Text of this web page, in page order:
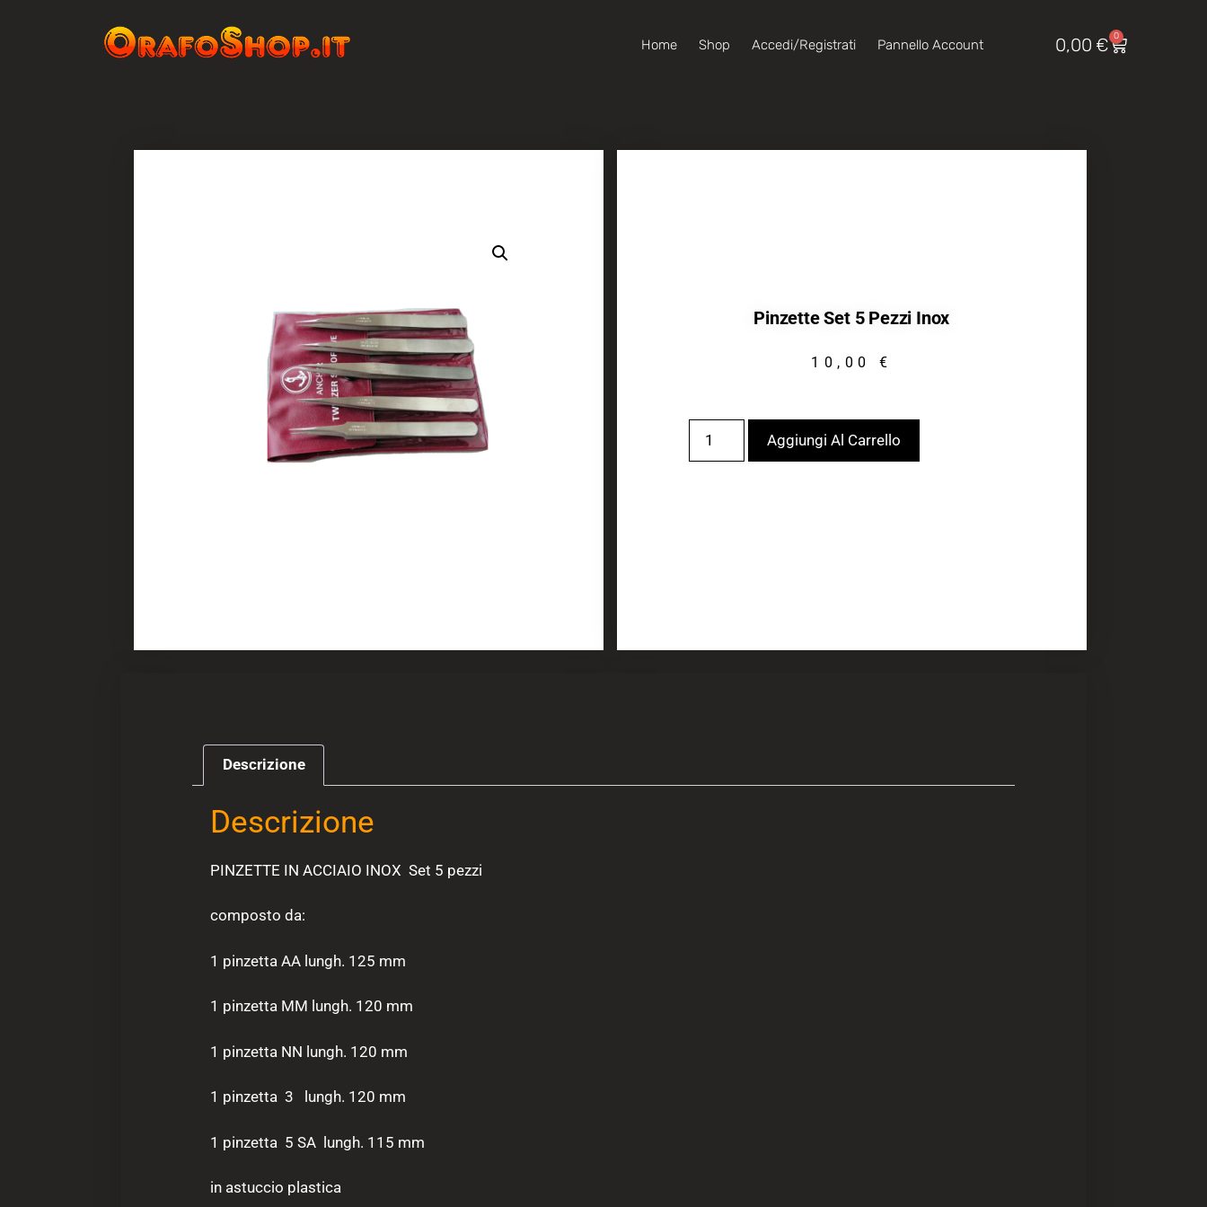
Home Shop Accedi/Registrati Pannello Account 0,00 € 0
Pinzette Set 5 Pezzi Inox
10,00 €
Aggiungi Al Carrello
Descrizione
Descrizione
PINZETTE IN ACCIAIO INOX Set 5 pezzi
composto da:
1 pinzetta AA lungh. 125 mm
1 pinzetta MM lungh. 120 mm
1 pinzetta NN lungh. 120 mm
1 pinzetta 3 lungh. 120 mm
1 pinzetta 5 SA lungh. 115 mm
in astuccio plastica